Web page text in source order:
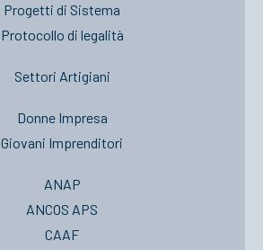
Progetti di Sistema
Protocollo di legalità
Settori Artigiani
Donne Impresa
Giovani Imprenditori
ANAP
ANCOS APS
CAAF